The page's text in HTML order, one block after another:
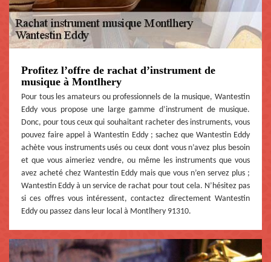
Profitez l’offre de rachat d’instrument de
musique à Montlhery
Pour tous les amateurs ou professionnels de la musique, Wantestin
Eddy vous propose une large gamme d’instrument de musique.
Donc, pour tous ceux qui souhaitant racheter des instruments, vous
pouvez faire appel à Wantestin Eddy ; sachez que Wantestin Eddy
achète vous instruments usés ou ceux dont vous n’avez plus besoin
et que vous aimeriez vendre, ou même les instruments que vous
avez acheté chez Wantestin Eddy mais que vous n’en servez plus ;
Wantestin Eddy à un service de rachat pour tout cela. N’hésitez pas
si ces offres vous intéressent, contactez directement Wantestin
Eddy ou passez dans leur local à Montlhery 91310.